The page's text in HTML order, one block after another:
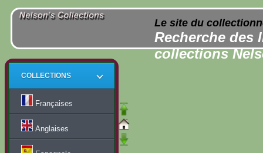
Le site du
Recherche des
collections
COLLECTIONS
Françaises
Anglaises